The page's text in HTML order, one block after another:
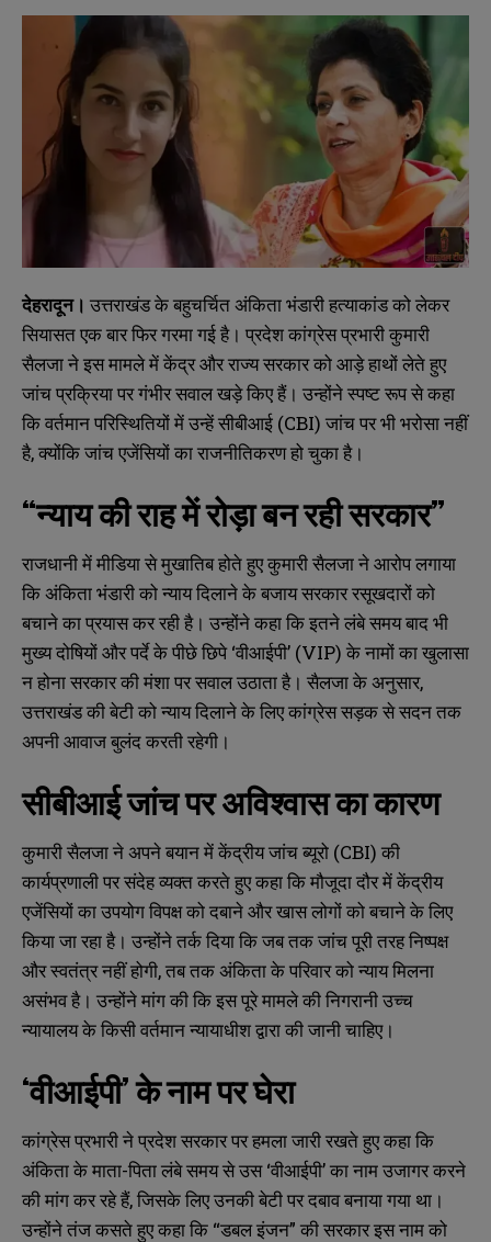
देहरादून। उत्तराखंड के बहुचर्चित अंकिता भंडारी हत्याकांड को लेकर
सियासत एक बार फिर गरमा गई है। प्रदेश कांग्रेस प्रभारी कुमारी
सैलजा ने इस मामले में केंद्र और राज्य सरकार को आड़े हाथों लेते हुए
जांच प्रक्रिया पर गंभीर सवाल खड़े किए हैं। उन्होंने स्पष्ट रूप से कहा
कि वर्तमान परिस्थितियों में उन्हें सीबीआई (CBI) जांच पर भी भरोसा नहीं
है, क्योंकि जांच एजेंसियों का राजनीतिकरण हो चुका है।
“न्याय की राह में रोड़ा बन रही सरकार”
राजधानी में मीडिया से मुखातिब होते हुए कुमारी सैलजा ने आरोप लगाया
कि अंकिता भंडारी को न्याय दिलाने के बजाय सरकार रसूखदारों को
बचाने का प्रयास कर रही है। उन्होंने कहा कि इतने लंबे समय बाद भी
मुख्य दोषियों और पर्दे के पीछे छिपे ‘वीआईपी’ (VIP) के नामों का खुलासा
न होना सरकार की मंशा पर सवाल उठाता है। सैलजा के अनुसार,
उत्तराखंड की बेटी को न्याय दिलाने के लिए कांग्रेस सड़क से सदन तक
अपनी आवाज बुलंद करती रहेगी।
सीबीआई जांच पर अविश्वास का कारण
कुमारी सैलजा ने अपने बयान में केंद्रीय जांच ब्यूरो (CBI) की
कार्यप्रणाली पर संदेह व्यक्त करते हुए कहा कि मौजूदा दौर में केंद्रीय
एजेंसियों का उपयोग विपक्ष को दबाने और खास लोगों को बचाने के लिए
किया जा रहा है। उन्होंने तर्क दिया कि जब तक जांच पूरी तरह निष्पक्ष
और स्वतंत्र नहीं होगी, तब तक अंकिता के परिवार को न्याय मिलना
असंभव है। उन्होंने मांग की कि इस पूरे मामले की निगरानी उच्च
न्यायालय के किसी वर्तमान न्यायाधीश द्वारा की जानी चाहिए।
‘वीआईपी’ के नाम पर घेरा
कांग्रेस प्रभारी ने प्रदेश सरकार पर हमला जारी रखते हुए कहा कि
अंकिता के माता-पिता लंबे समय से उस ‘वीआईपी’ का नाम उजागर करने
की मांग कर रहे हैं, जिसके लिए उनकी बेटी पर दबाव बनाया गया था।
उन्होंने तंज कसते हुए कहा कि “डबल इंजन” की सरकार इस नाम को